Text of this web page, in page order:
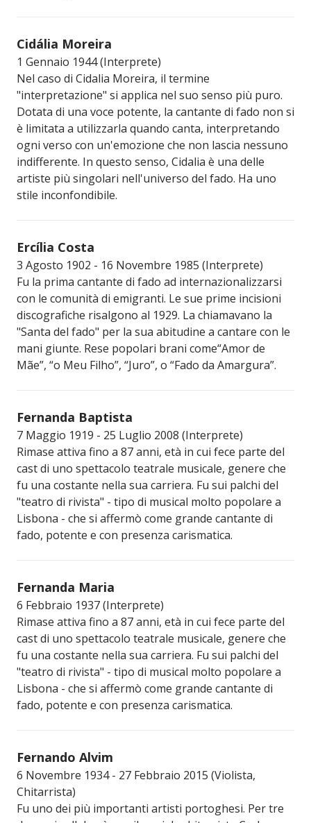
Cidália Moreira
1 Gennaio 1944 (Interprete)
Nel caso di Cidalia Moreira, il termine
"interpretazione" si applica nel suo senso più puro.
Dotata di una voce potente, la cantante di fado non si
è limitata a utilizzarla quando canta, interpretando
ogni verso con un'emozione che non lascia nessuno
indifferente. In questo senso, Cidalia è una delle
artiste più singolari nell'universo del fado. Ha uno
stile inconfondibile.
Ercília Costa
3 Agosto 1902 - 16 Novembre 1985 (Interprete)
Fu la prima cantante di fado ad internazionalizzarsi
con le comunità di emigranti. Le sue prime incisioni
discografiche risalgono al 1929. La chiamavano la
"Santa del fado" per la sua abitudine a cantare con le
mani giunte. Rese popolari brani come“Amor de
Mãe”, “o Meu Filho”, “Juro”, o “Fado da Amargura”.
Fernanda Baptista
7 Maggio 1919 - 25 Luglio 2008 (Interprete)
Rimase attiva fino a 87 anni, età in cui fece parte del
cast di uno spettacolo teatrale musicale, genere che
fu una costante nella sua carriera. Fu sui palchi del
"teatro di rivista" - tipo di musical molto popolare a
Lisbona - che si affermò come grande cantante di
fado, potente e con presenza carismatica.
Fernanda Maria
6 Febbraio 1937 (Interprete)
Rimase attiva fino a 87 anni, età in cui fece parte del
cast di uno spettacolo teatrale musicale, genere che
fu una costante nella sua carriera. Fu sui palchi del
"teatro di rivista" - tipo di musical molto popolare a
Lisbona - che si affermò come grande cantante di
fado, potente e con presenza carismatica.
Fernando Alvim
6 Novembre 1934 - 27 Febbraio 2015 (Violista,
Chitarrista)
Fu uno dei più importanti artisti portoghesi. Per tre